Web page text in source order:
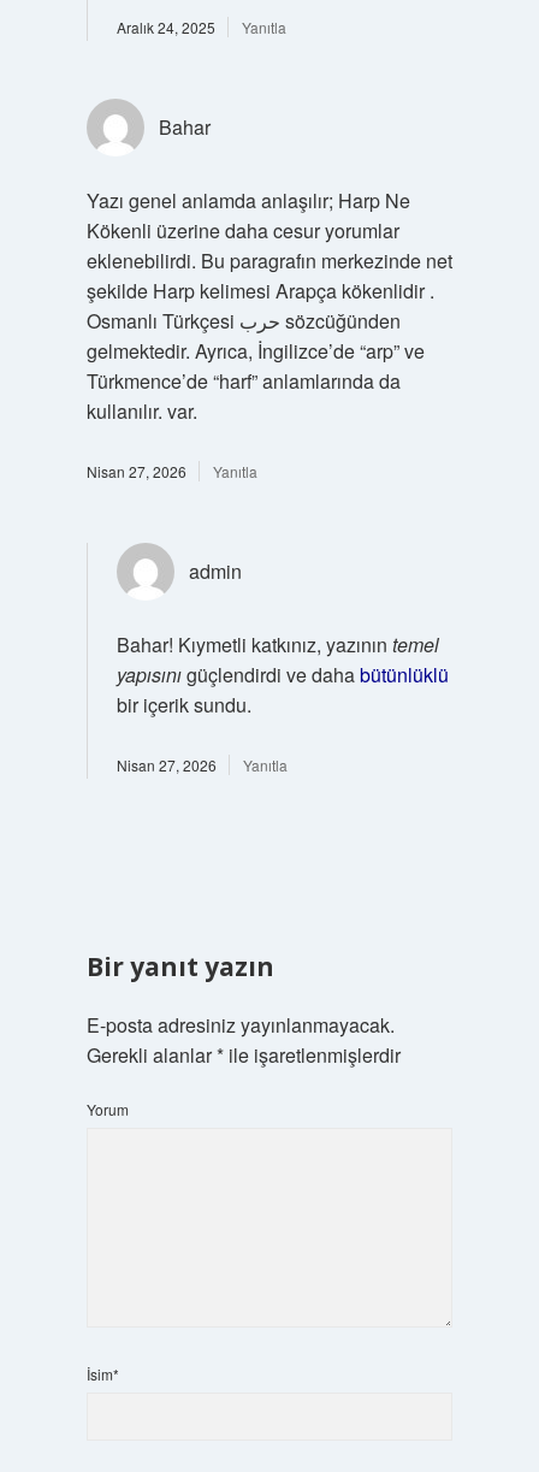
Aralık 24, 2025 Yanıtla
Bahar
Yazı genel anlamda anlaşılır; Harp Ne
Kökenli üzerine daha cesur yorumlar
eklenebilirdi. Bu paragrafın merkezinde net
şekilde Harp kelimesi Arapça kökenlidir .
Osmanlı Türkçesi حرب‎ sözcüğünden
gelmektedir. Ayrıca, İngilizce’de “arp” ve
Türkmence’de “harf” anlamlarında da
kullanılır. var.
Nisan 27, 2026 Yanıtla
admin
Bahar! Kıymetli katkınız, yazının temel
yapısınıgüçlendirdi ve dahabütünlüklü
bir içerik sundu.
Nisan 27, 2026 Yanıtla
Bir yanıt yazın
E-posta adresiniz yayınlanmayacak.
Gerekli alanlar*ile işaretlenmişlerdir
Yorum
İsim*